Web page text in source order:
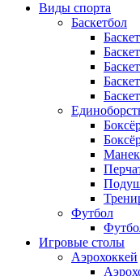
Виды спорта
Баскетбол
Футбол
Игровые столы
Аэрохоккей